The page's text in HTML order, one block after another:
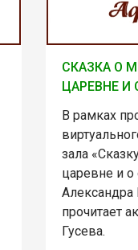
СКАЗКА О
ЦАРЕВНЕ И
В рамках
зала
царевне и о
прочитает
Гусева.